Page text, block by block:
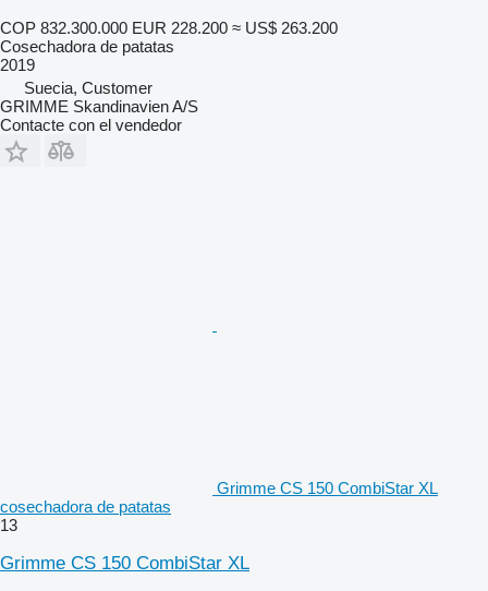
COP 832.300.000 EUR 228.200 ≈ US$ 263.200
Cosechadora de patatas
2019
Suecia, Customer
GRIMME Skandinavien A/S
Contacte con el vendedor
Grimme CS 150 CombiStar XL
cosechadora de patatas
13
Grimme CS 150 CombiStar XL